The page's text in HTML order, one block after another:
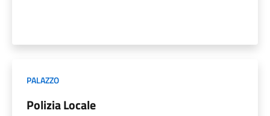
PALAZZO
Polizia Locale